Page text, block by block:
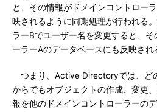
と、その情報がドメインコントロー
映されるように同期処理が行われる
ラーBでユーザー名を変更すると、
ーラーAのデータベースにも反映され
つまり、Active Directoryでは、ど
からでもオブジェクトの作成、変更
報を他のドメインコントローラーの